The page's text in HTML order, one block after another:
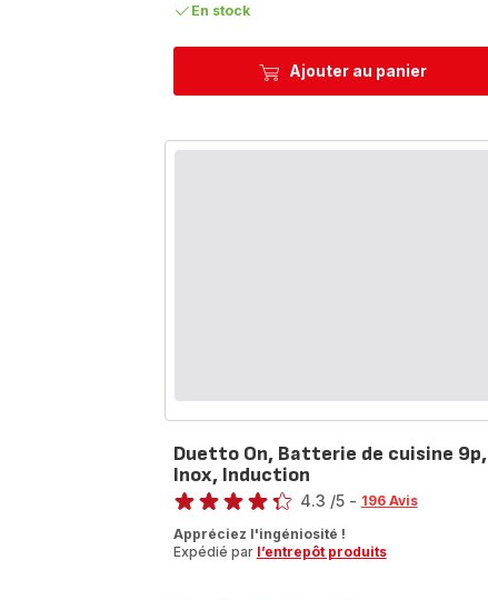
Ajouter au panier
En stock
Duetto On, Batterie de cuisine 9p,
Inox, Induction
Note
4.3 /5 - 196 Avis
Appréciez l'ingéniosité !
Expédié par l’entrepôt produits